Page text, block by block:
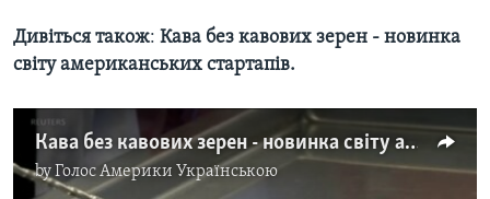
Дивіться також: Кава без кавових зерен - новинка
світу американських стартапів.
Кава без кавових зерен - новинка світу американських стартапів. Відео
byГолос Америки Українською